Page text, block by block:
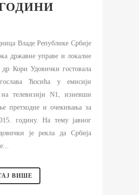
ГОДИНИ
Владе Републике Србије
државне управе и локалне
др Кори Удовички гостовала
Ћосића у емисији
на телевизији N1, изневши
претходне и очекивања за
годину. На тему јавног
је рекла да Србија
ВИШЕ